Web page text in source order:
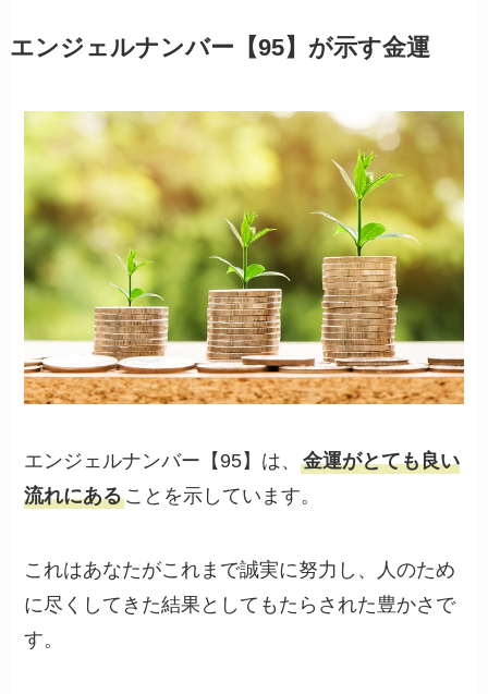
エンジェルナンバー【95】が示す金運
エンジェルナンバー【95】は、金運がとても良い
流れにあることを示しています。
これはあなたがこれまで誠実に努力し、人のため
に尽くしてきた結果としてもたらされた豊かさで
す。